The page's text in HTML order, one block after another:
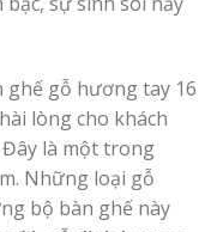
gỗ hương tay 16
lòng cho khách
là một trong
Những loại gỗ
bộ bàn ghế này